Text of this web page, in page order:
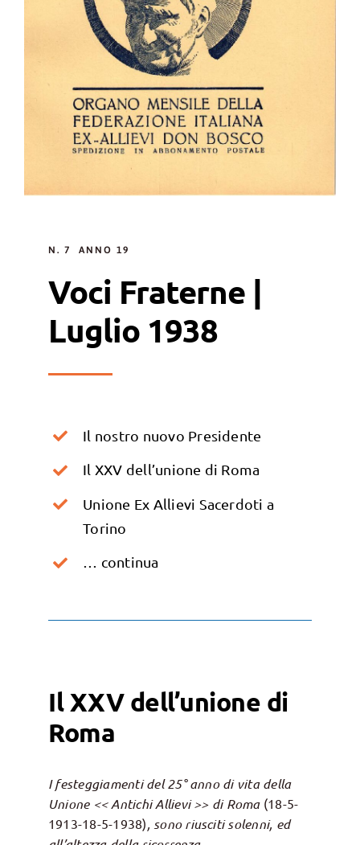
N. 7 ANNO 19
Voci Fraterne |
Luglio 1938
Il nostro nuovo Presidente
Il XXV dell’unione di Roma
Unione Ex Allievi Sacerdoti a
Torino
… continua
Il XXV dell’unione di
Roma
I festeggiamenti del 25° anno di vita della
Unione << Antichi Allievi >> di Roma (18-5-
1913-18-5-1938), sono riusciti solenni, ed